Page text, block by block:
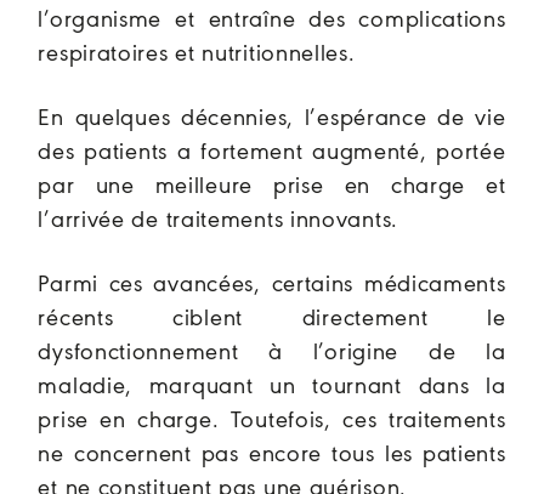
l’organisme et entraîne des complications
respiratoires et nutritionnelles.
En quelques décennies, l’espérance de vie
des patients a fortement augmenté, portée
par une meilleure prise en charge et
l’arrivée de traitements innovants.
Parmi ces avancées, certains médicaments
récents ciblent directement le
dysfonctionnement à l’origine de la
maladie, marquant un tournant dans la
prise en charge. Toutefois, ces traitements
ne concernent pas encore tous les patients
et ne constituent pas une guérison.